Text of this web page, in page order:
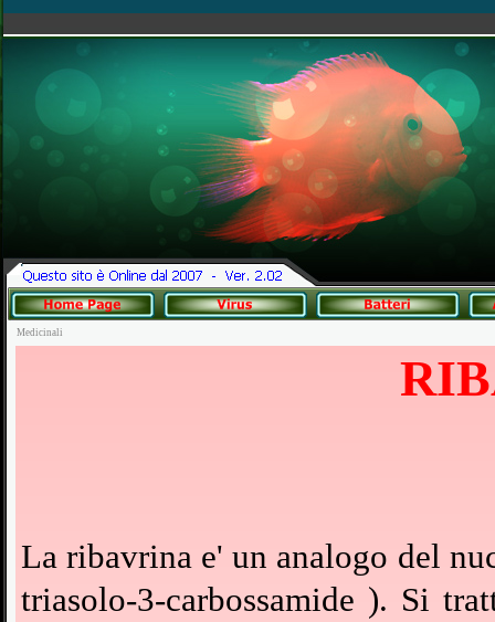
Medicinali
La ribavrina e' un analogo del
triasolo-3-carbossamide ). Si